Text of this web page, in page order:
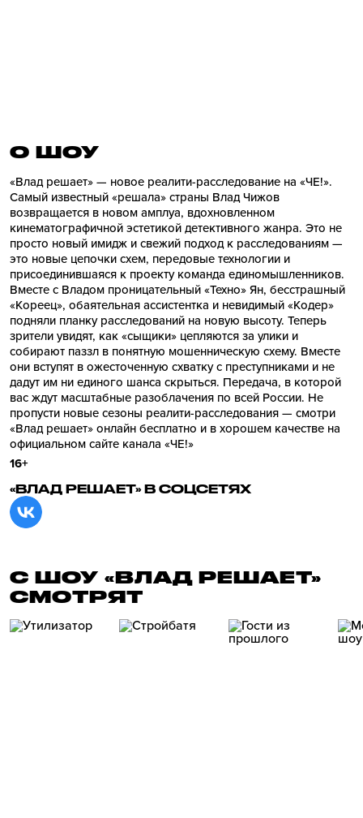
О ШОУ
«Влад решает» — новое реалити-расследование на «ЧЕ!».
Самый известный «решала» страны Влад Чижов
возвращается в новом амплуа, вдохновленном
кинематографичной эстетикой детективного жанра. Это не
просто новый имидж и свежий подход к расследованиям —
это новые цепочки схем, передовые технологии и
присоединившаяся к проекту команда единомышленников.
Вместе с Владом проницательный «Техно» Ян, бесстрашный
«Кореец», обаятельная ассистентка и невидимый «Кодер»
подняли планку расследований на новую высоту. Теперь
зрители увидят, как «сыщики» цепляются за улики и
собирают паззл в понятную мошенническую схему. Вместе
они вступят в ожесточенную схватку с преступниками и не
дадут им ни единого шанса скрыться. Передача, в которой
вас ждут масштабные разоблачения по всей России. Не
пропусти новые сезоны реалити-расследования — смотри
«Влад решает» онлайн бесплатно и в хорошем качестве на
официальном сайте канала «ЧЕ!»
16+
«ВЛАД РЕШАЕТ» В СОЦСЕТЯХ
С ШОУ «ВЛАД РЕШАЕТ»
СМОТРЯТ